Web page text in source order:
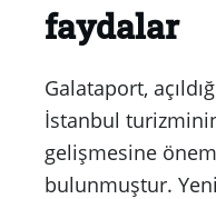
faydalar
Galataport,
İstanbul
gelişmesine
bulunmuştur.